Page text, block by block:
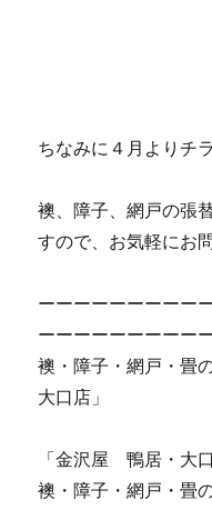
ちなみに４月よりチ
襖、障子、網戸の張
すので、お気軽にお
ーーーーーーーーー
ーーーーーーーーー
襖・障子・網戸・畳
大口店」
「金沢屋 鴨居・大
襖・障子・網戸・畳